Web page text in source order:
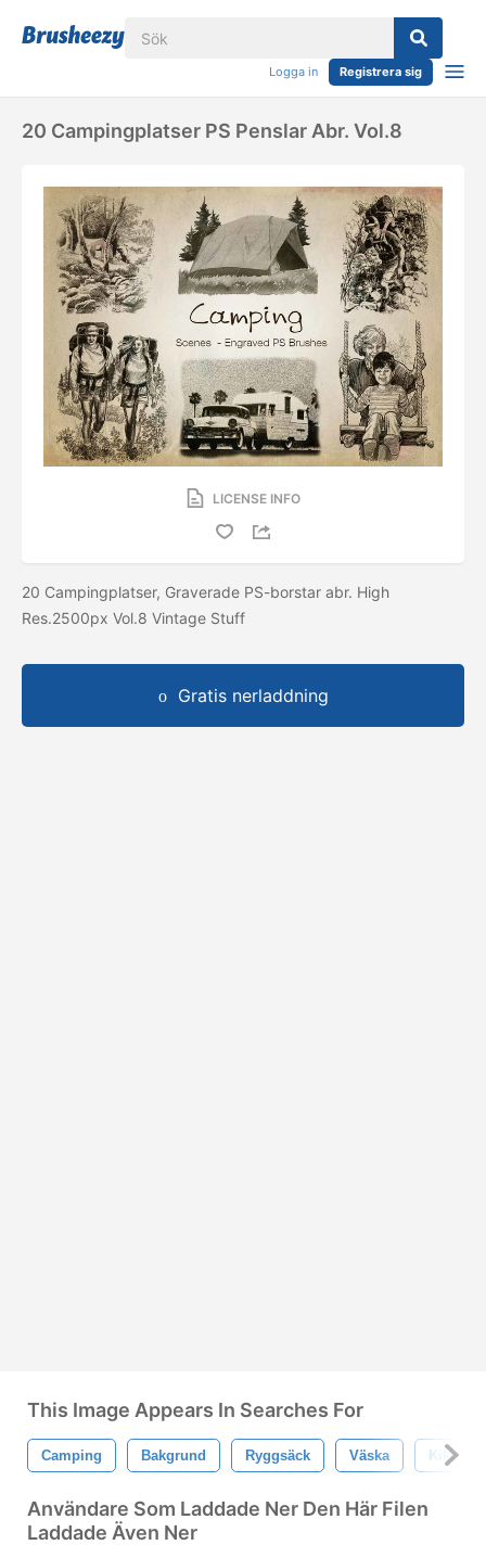
Logga in Registrera sig
20 Campingplatser PS Penslar Abr. Vol.8
LICENSE INFO
20 Campingplatser, Graverade PS-borstar abr. High
Res.2500px Vol.8 Vintage Stuff
Gratis nerladdning
This Image Appears In Searches For
Camping Bakgrund Ryggsäck Väska Kikare
Användare Som Laddade Ner Den Här Filen
Laddade Även Ner